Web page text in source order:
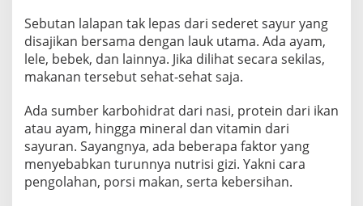
Sebutan lalapan tak lepas dari sederet sayur yang
disajikan bersama dengan lauk utama. Ada ayam,
lele, bebek, dan lainnya. Jika dilihat secara sekilas,
makanan tersebut sehat-sehat saja.
Ada sumber karbohidrat dari nasi, protein dari ikan
atau ayam, hingga mineral dan vitamin dari
sayuran. Sayangnya, ada beberapa faktor yang
menyebabkan turunnya nutrisi gizi. Yakni cara
pengolahan, porsi makan, serta kebersihan.